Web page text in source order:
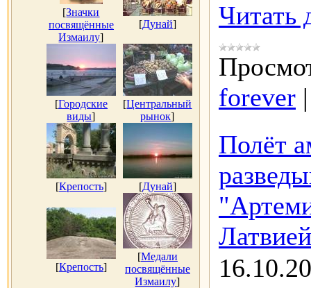
[Значки
посвящённые
Измаилу]
[Дунай]
[Городские
виды]
[Центральный
рынок]
[Крепость] [Дунай]
[Крепость]
[Медали
посвящённые
Измаилу]
Читать
forever
Полёт